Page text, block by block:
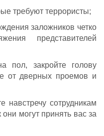
требуют террористы;
заложников четко
представителей
пол, закройте голову
от дверных проемов и
навстречу сотрудникам
могут принять вас за